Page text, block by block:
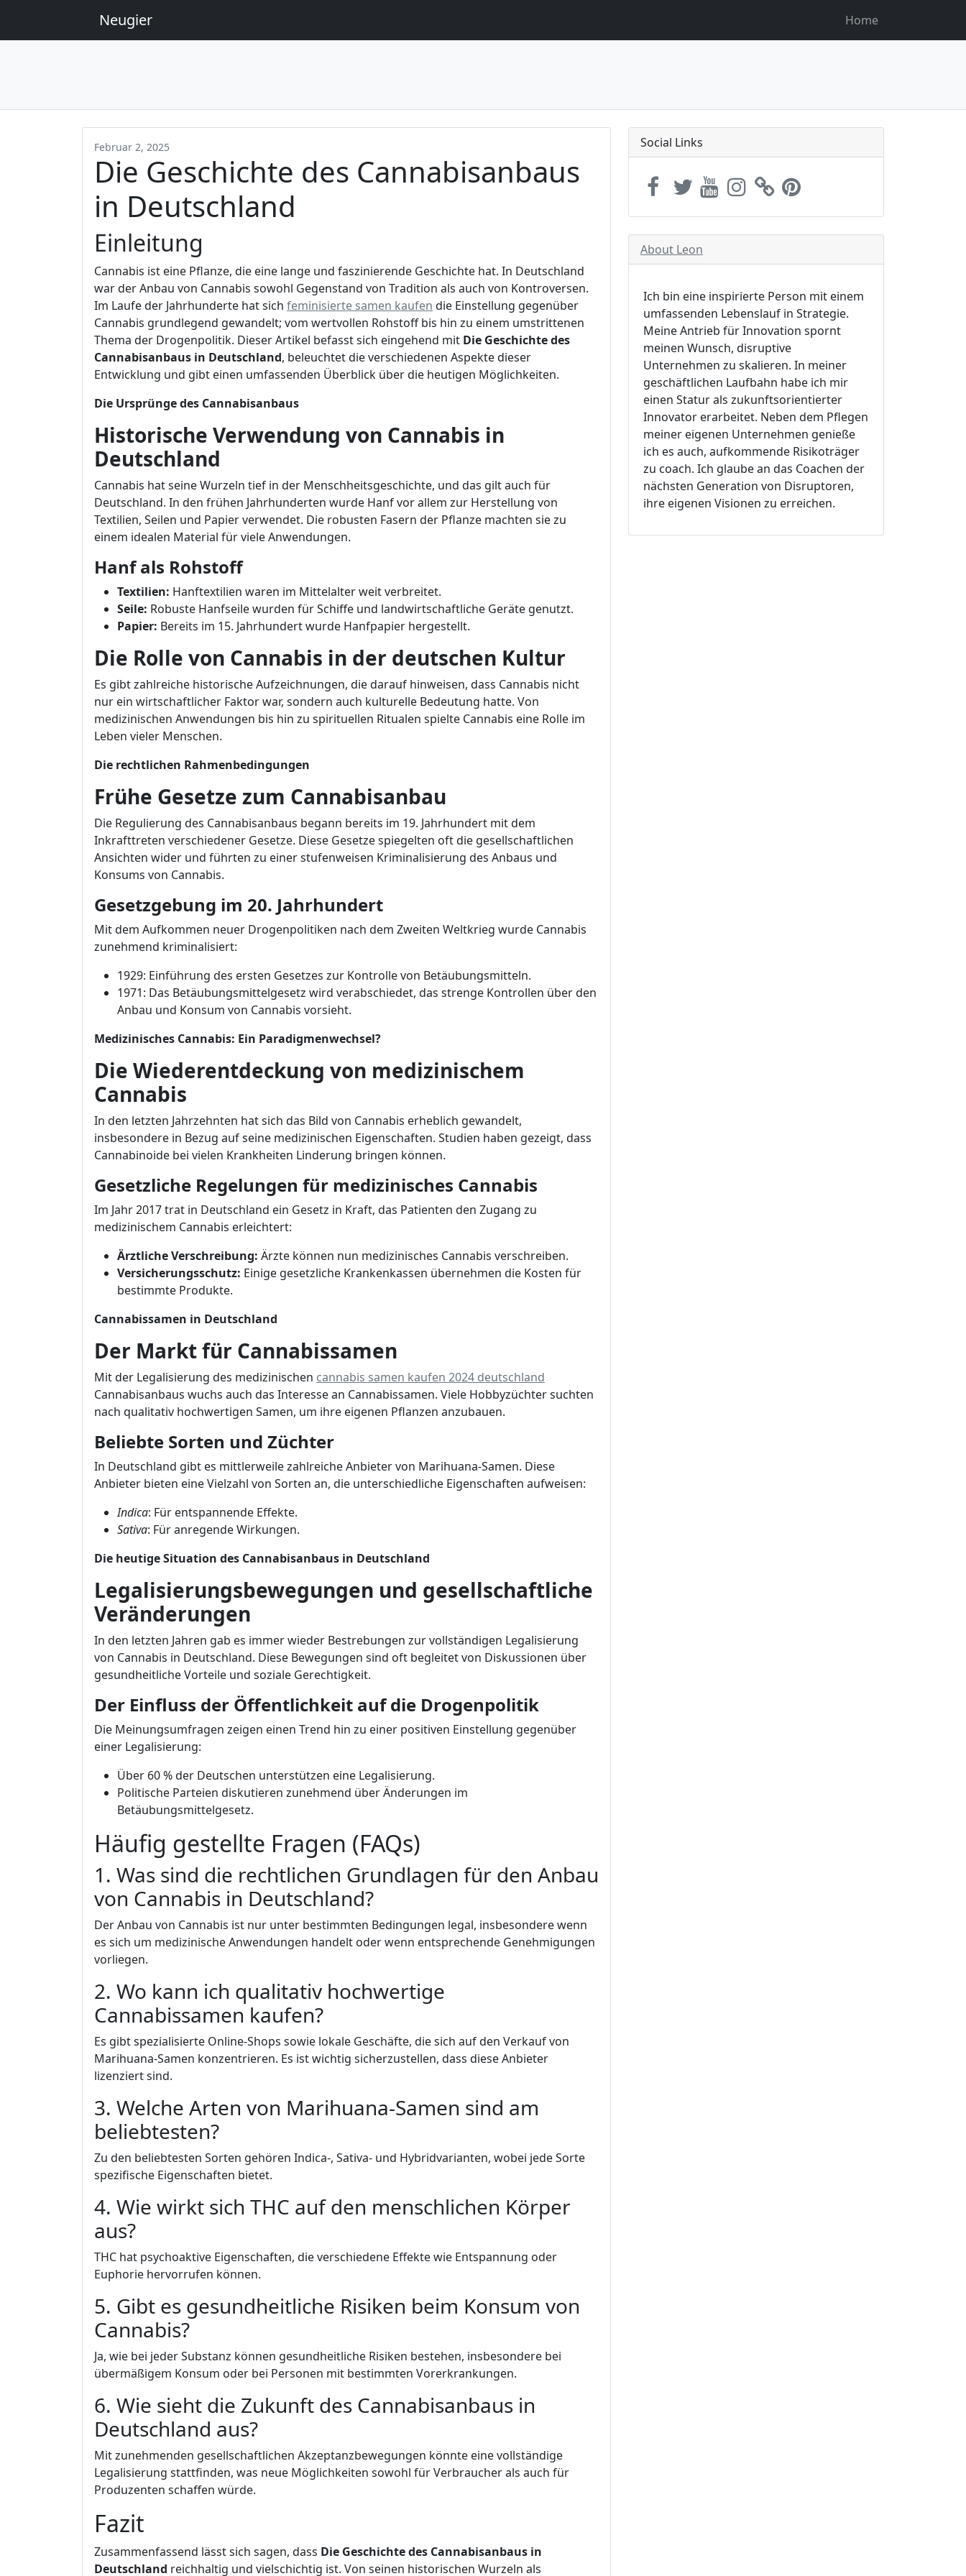
Neugier Home
Februar 2, 2025
Die Geschichte des Cannabisanbaus
in Deutschland
Einleitung
Cannabis ist eine Pflanze, die eine lange und faszinierende Geschichte hat. In Deutschland
war der Anbau von Cannabis sowohl Gegenstand von Tradition als auch von Kontroversen.
Im Laufe der Jahrhunderte hat sich feminisierte samen kaufen die Einstellung gegenüber
Cannabis grundlegend gewandelt; vom wertvollen Rohstoff bis hin zu einem umstrittenen
Thema der Drogenpolitik. Dieser Artikel befasst sich eingehend mit Die Geschichte des
Cannabisanbaus in Deutschland, beleuchtet die verschiedenen Aspekte dieser
Entwicklung und gibt einen umfassenden Überblick über die heutigen Möglichkeiten.
Die Ursprünge des Cannabisanbaus
Historische Verwendung von Cannabis in
Deutschland
Cannabis hat seine Wurzeln tief in der Menschheitsgeschichte, und das gilt auch für
Deutschland. In den frühen Jahrhunderten wurde Hanf vor allem zur Herstellung von
Textilien, Seilen und Papier verwendet. Die robusten Fasern der Pflanze machten sie zu
einem idealen Material für viele Anwendungen.
Hanf als Rohstoff
Textilien: Hanftextilien waren im Mittelalter weit verbreitet.
Seile: Robuste Hanfseile wurden für Schiffe und landwirtschaftliche Geräte genutzt.
Papier: Bereits im 15. Jahrhundert wurde Hanfpapier hergestellt.
Die Rolle von Cannabis in der deutschen Kultur
Es gibt zahlreiche historische Aufzeichnungen, die darauf hinweisen, dass Cannabis nicht
nur ein wirtschaftlicher Faktor war, sondern auch kulturelle Bedeutung hatte. Von
medizinischen Anwendungen bis hin zu spirituellen Ritualen spielte Cannabis eine Rolle im
Leben vieler Menschen.
Die rechtlichen Rahmenbedingungen
Frühe Gesetze zum Cannabisanbau
Die Regulierung des Cannabisanbaus begann bereits im 19. Jahrhundert mit dem
Inkrafttreten verschiedener Gesetze. Diese Gesetze spiegelten oft die gesellschaftlichen
Ansichten wider und führten zu einer stufenweisen Kriminalisierung des Anbaus und
Konsums von Cannabis.
Gesetzgebung im 20. Jahrhundert
Mit dem Aufkommen neuer Drogenpolitiken nach dem Zweiten Weltkrieg wurde Cannabis
zunehmend kriminalisiert:
1929: Einführung des ersten Gesetzes zur Kontrolle von Betäubungsmitteln.
1971: Das Betäubungsmittelgesetz wird verabschiedet, das strenge Kontrollen über den
Anbau und Konsum von Cannabis vorsieht.
Medizinisches Cannabis: Ein Paradigmenwechsel?
Die Wiederentdeckung von medizinischem
Cannabis
In den letzten Jahrzehnten hat sich das Bild von Cannabis erheblich gewandelt,
insbesondere in Bezug auf seine medizinischen Eigenschaften. Studien haben gezeigt, dass
Cannabinoide bei vielen Krankheiten Linderung bringen können.
Gesetzliche Regelungen für medizinisches Cannabis
Im Jahr 2017 trat in Deutschland ein Gesetz in Kraft, das Patienten den Zugang zu
medizinischem Cannabis erleichtert:
Ärztliche Verschreibung: Ärzte können nun medizinisches Cannabis verschreiben.
Versicherungsschutz: Einige gesetzliche Krankenkassen übernehmen die Kosten für
bestimmte Produkte.
Cannabissamen in Deutschland
Der Markt für Cannabissamen
Mit der Legalisierung des medizinischen cannabis samen kaufen 2024 deutschland
Cannabisanbaus wuchs auch das Interesse an Cannabissamen. Viele Hobbyzüchter suchten
nach qualitativ hochwertigen Samen, um ihre eigenen Pflanzen anzubauen.
Beliebte Sorten und Züchter
In Deutschland gibt es mittlerweile zahlreiche Anbieter von Marihuana-Samen. Diese
Anbieter bieten eine Vielzahl von Sorten an, die unterschiedliche Eigenschaften aufweisen:
Indica: Für entspannende Effekte.
Sativa: Für anregende Wirkungen.
Die heutige Situation des Cannabisanbaus in Deutschland
Legalisierungsbewegungen und gesellschaftliche
Veränderungen
In den letzten Jahren gab es immer wieder Bestrebungen zur vollständigen Legalisierung
von Cannabis in Deutschland. Diese Bewegungen sind oft begleitet von Diskussionen über
gesundheitliche Vorteile und soziale Gerechtigkeit.
Der Einfluss der Öffentlichkeit auf die Drogenpolitik
Die Meinungsumfragen zeigen einen Trend hin zu einer positiven Einstellung gegenüber
einer Legalisierung:
Über 60 % der Deutschen unterstützen eine Legalisierung.
Politische Parteien diskutieren zunehmend über Änderungen im
Betäubungsmittelgesetz.
Häufig gestellte Fragen (FAQs)
1. Was sind die rechtlichen Grundlagen für den Anbau
von Cannabis in Deutschland?
Der Anbau von Cannabis ist nur unter bestimmten Bedingungen legal, insbesondere wenn
es sich um medizinische Anwendungen handelt oder wenn entsprechende Genehmigungen
vorliegen.
2. Wo kann ich qualitativ hochwertige
Cannabissamen kaufen?
Es gibt spezialisierte Online-Shops sowie lokale Geschäfte, die sich auf den Verkauf von
Marihuana-Samen konzentrieren. Es ist wichtig sicherzustellen, dass diese Anbieter
lizenziert sind.
3. Welche Arten von Marihuana-Samen sind am
beliebtesten?
Zu den beliebtesten Sorten gehören Indica-, Sativa- und Hybridvarianten, wobei jede Sorte
spezifische Eigenschaften bietet.
4. Wie wirkt sich THC auf den menschlichen Körper
aus?
THC hat psychoaktive Eigenschaften, die verschiedene Effekte wie Entspannung oder
Euphorie hervorrufen können.
5. Gibt es gesundheitliche Risiken beim Konsum von
Cannabis?
Ja, wie bei jeder Substanz können gesundheitliche Risiken bestehen, insbesondere bei
übermäßigem Konsum oder bei Personen mit bestimmten Vorerkrankungen.
6. Wie sieht die Zukunft des Cannabisanbaus in
Deutschland aus?
Mit zunehmenden gesellschaftlichen Akzeptanzbewegungen könnte eine vollständige
Legalisierung stattfinden, was neue Möglichkeiten sowohl für Verbraucher als auch für
Produzenten schaffen würde.
Fazit
Zusammenfassend lässt sich sagen, dass Die Geschichte des Cannabisanbaus in
Deutschland reichhaltig und vielschichtig ist. Von seinen historischen Wurzeln als
Social Links
About Leon
Ich bin eine inspirierte Person mit einem
umfassenden Lebenslauf in Strategie.
Meine Antrieb für Innovation spornt
meinen Wunsch, disruptive
Unternehmen zu skalieren. In meiner
geschäftlichen Laufbahn habe ich mir
einen Statur als zukunftsorientierter
Innovator erarbeitet. Neben dem Pflegen
meiner eigenen Unternehmen genieße
ich es auch, aufkommende Risikoträger
zu coach. Ich glaube an das Coachen der
nächsten Generation von Disruptoren,
ihre eigenen Visionen zu erreichen.